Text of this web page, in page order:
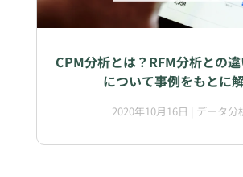
CPM分析とは？RFM分析との
について事例をもとに
2020年10月16日 | データ分